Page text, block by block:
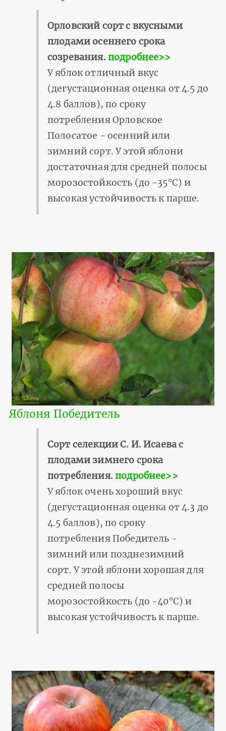
Орловский сорт с вкусными
плодами осеннего срока
созревания.подробнее>>
У яблок отличный вкус
(дегустационная оценка от 4.5 до
4.8 баллов), по сроку
потребления Орловское
Полосатое - осенний или
зимний сорт. У этой яблони
достаточная для средней полосы
морозостойкость (до -35°С) и
высокая устойчивость к парше.
Яблоня Победитель
Сорт селекции С. И. Исаева с
плодами зимнего срока
потребления.подробнее>>
У яблок очень хороший вкус
(дегустационная оценка от 4.3 до
4.5 баллов), по сроку
потребления Победитель -
зимний или позднезимний
сорт. У этой яблони хорошая для
средней полосы
морозостойкость (до -40°С) и
высокая устойчивость к парше.